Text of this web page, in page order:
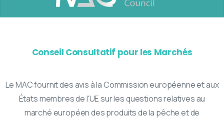
Conseil Consultatif pour les Marchés
Le MAC fournit des avis à la Commission européenne et aux
États membres de l'UE sur les questions relatives au
marché européen des produits de la pêche et de